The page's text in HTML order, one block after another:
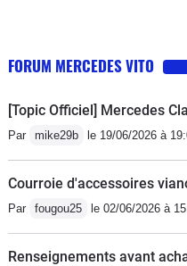
FORUM MERCEDES VITO
[Topic Officiel] Mercedes
Par mike29b le 19/06/2026 à
Courroie d'accessoires
Par fougou25 le 02/06/2026 à
Renseignements avant